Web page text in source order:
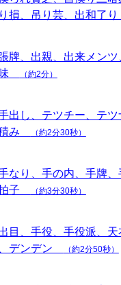
損、吊り芸、出和了
牌、出親、出来メン
味
（約2分）
出し、テツチー、テ
み
（約2分30秒）
なり、手の内、手牌
子
（約3分30秒）
目、手役、手役派、
デンデン
（約2分50秒）